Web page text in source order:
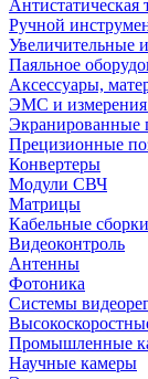
Антистатическая
Ручной
Увеличительные
Паяльное
Аксессуары,
ЭМС и измерения
Экранированные
Прецизионные
Конвертеры
Модули СВЧ
Матрицы
Кабельные сборки
Видеоконтроль
Антенны
Фотоника
Cистемы
Промышленные
Научные камеры